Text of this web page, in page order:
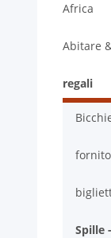
Africa
Abitare
regali
Spille